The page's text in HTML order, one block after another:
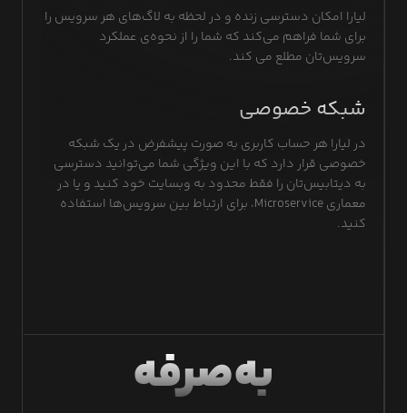
لیارا امکان دسترسی زنده و در لحظه به لاگ‌های هر سرویس را
برای شما فراهم می‌کند که شما را از نحوه‌ی عملکرد
سرویس‌تان مطلع می کند.
شبکه خصوصی
در لیارا هر حساب کاربری به صورت پیشفرض در یک شبکه
خصوصی قرار دارد که با این ویژگی شما می‌توانید دسترسی
به دیتابیس‌تان را فقط محدود به وبسایت خود کنید و یا در
معماری Microservice، برای ارتباط بین سرویس‌ها استفاده
کنید.
به‌صرفه